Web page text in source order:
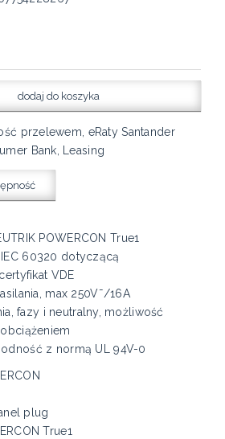
dodaj do koszyka
przelewem, eRaty Santander
Bank, Leasing
POWERCON True1
60320 dotyczącą
VDE
max 250V˜/16A
fazy i neutralny, możliwość
z normą UL 94V-0
plug
True1